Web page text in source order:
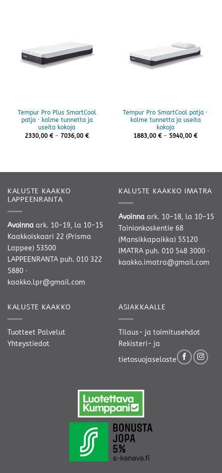
Tempur Pro Plus SmartCool
patja · kolme tunnetta ja
useita kokoja
2330,00 € – 7036,00 €Hintaluokka:
Tempur Pro SmartCool patja ·
kolme tunnetta ja useita
kokoja
1883,00 € – 5940,00 €
KALUSTE KAAKKO
LAPPEENRANTA
Avoinna ark. 10-19, la 10-15
Kaakkoiskaari 22 (Prisma
Lappee) 53500
LAPPEENRANTA puh. 010 322
5880 ·
kaakko.lpr@gmail.com
KALUSTE KAAKKO IMATRA
Avoinna ark. 10–18, la 10–15
Tainionkoskentie 68
(Mansikkapaikka) 55120
IMATRA puh. 010 548 3000 ·
kaakko.imatra@gmail.com
KALUSTE KAAKKO
Tuotteet Palvelut
Yhteystiedot
ASIAKKAALLE
Tilaus- ja toimitusehdot
Rekisteri- ja
tietosuojaseloste